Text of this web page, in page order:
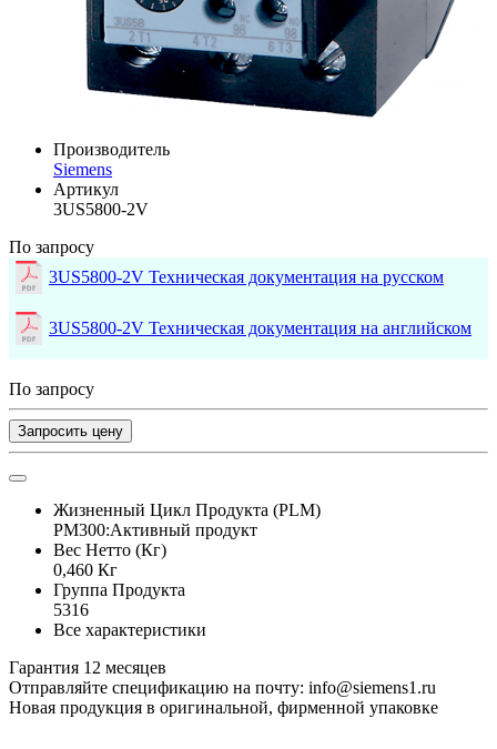
Производитель
Siemens
Артикул
3US5800-2V
По запросу
3US5800-2V Техническая документация на русском
3US5800-2V Техническая документация на английском
По запросу
Запросить цену
Жизненный Цикл Продукта (PLM)
PM300:Активный продукт
Вес Нетто (Кг)
0,460 Кг
Группа Продукта
5316
Все характеристики
Гарантия 12 месяцев
Отправляйте спецификацию на почту: info@siemens1.ru
Новая продукция в оригинальной, фирменной упаковке